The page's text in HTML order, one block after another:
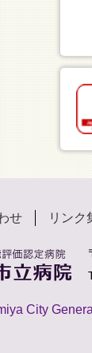
せ リンク
City